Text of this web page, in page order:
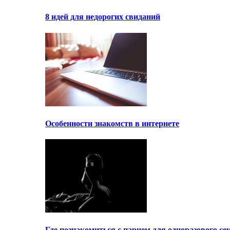
8 идей для недорогих свиданий
Особенности знакомств в интернете